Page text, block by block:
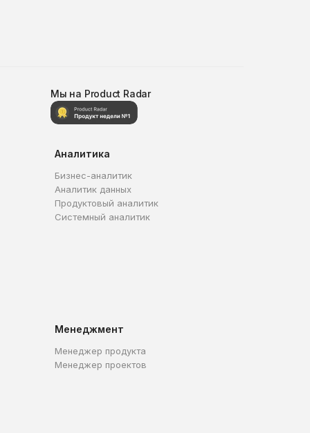
Мы на Product Radar
Аналитика
Бизнес-аналитик
Аналитик данных
Продуктовый аналитик
Системный аналитик
Менеджмент
Менеджер продукта
Менеджер проектов